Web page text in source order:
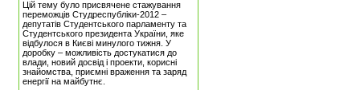
Цій тему було присвячене стажування
переможців Студреспубліки-2012 –
депутатів Студентського парламенту та
Студентського президента України, яке
відбулося в Києві минулого тижня. У
доробку – можливість достукатися до
влади, новий досвід і проекти, корисні
знайомства, приємні враження та заряд
енергії на майбутнє.